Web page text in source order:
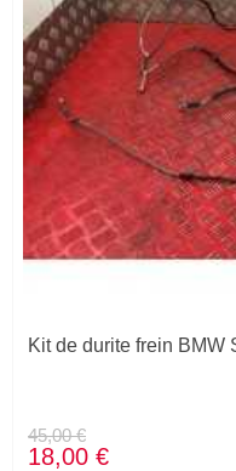
Kit de durite frein BMW
45,00 €
18,00 €